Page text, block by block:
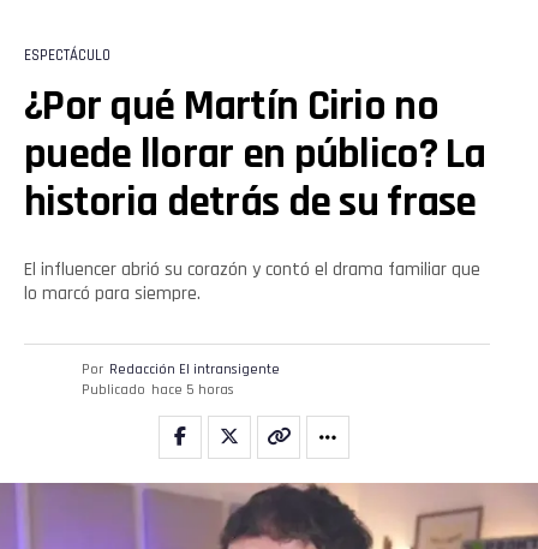
ESPECTÁCULO
¿Por qué Martín Cirio no
puede llorar en público? La
historia detrás de su frase
El influencer abrió su corazón y contó el drama familiar que
lo marcó para siempre.
Por Redacción El intransigente
Publicado hace 5 horas